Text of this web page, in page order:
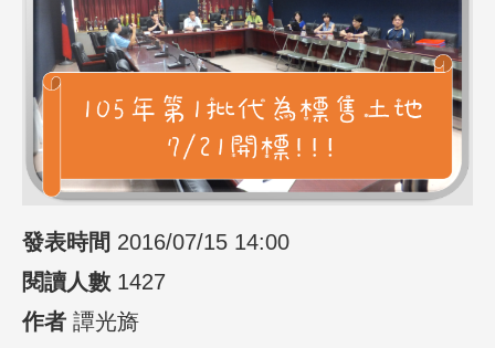
發表時間 2016/07/15 14:00
閱讀人數 1427
作者 譚光旖